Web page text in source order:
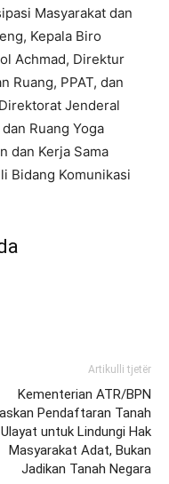
Masyarakat dan
Kepala Biro
Achmad, Direktur
Ruang, PPAT, dan
Jenderal
Ruang Yoga
dan Kerja Sama
Bidang Komunikasi
Artikulli tjetër
Kementerian ATR/BPN
Pendaftaran Tanah
Ulayat untuk Lindungi Hak
Masyarakat Adat, Bukan
Jadikan Tanah Negara